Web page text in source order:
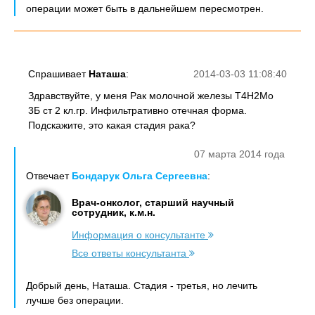
операции может быть в дальнейшем пересмотрен.
2014-03-03 11:08:40
Спрашивает Наташа:
Здравствуйте, у меня Рак молочной железы Т4Н2Мо
3Б ст 2 кл.гр. Инфильтративно отечная форма.
Подскажите, это какая стадия рака?
07 марта 2014 года
Отвечает Бондарук Ольга Сергеевна:
Врач-онколог, старший научный
сотрудник, к.м.н.
Информация о консультанте
Все ответы консультанта
Добрый день, Наташа. Стадия - третья, но лечить
лучше без операции.